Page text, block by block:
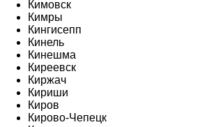
Кимовск
Кимры
Кингисепп
Кинель
Кинешма
Киреевск
Киржач
Кириши
Киров
Кирово-Чепецк